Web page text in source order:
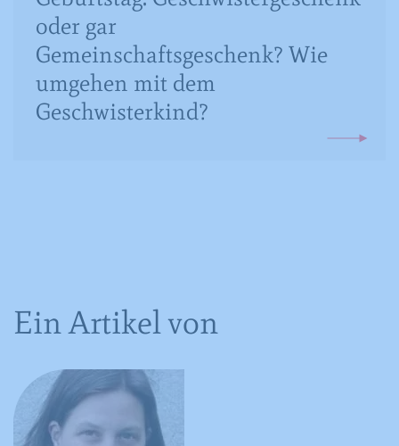
oder gar
Gemeinschaftsgeschenk? Wie
umgehen mit dem
Geschwisterkind?
Ein Artikel von
Anbieter YouTube
Laufzeit 16 Jahre
Zweck
Registriert anonyme statistische Daten
zum Abspielverhalten von Videos.